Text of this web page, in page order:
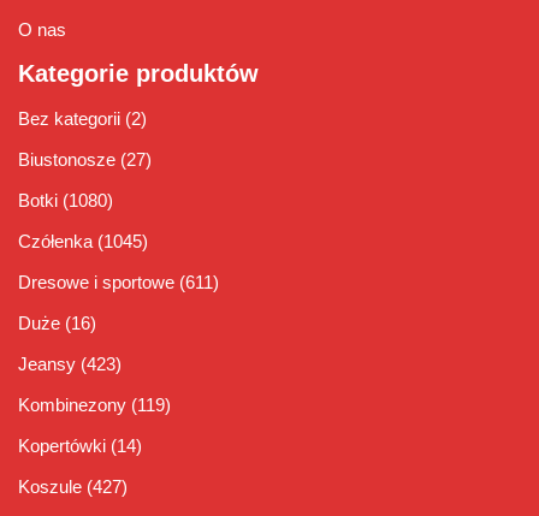
O nas
Kategorie produktów
Bez kategorii (2)
Biustonosze (27)
Botki (1080)
Czółenka (1045)
Dresowe i sportowe (611)
Duże (16)
Jeansy (423)
Kombinezony (119)
Kopertówki (14)
Koszule (427)